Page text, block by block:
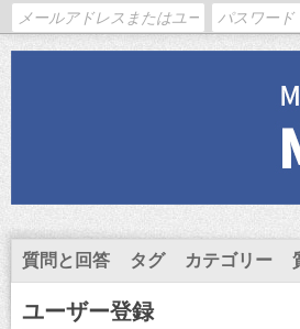
質問と回答 タグ カテゴリー
ユーザー登録